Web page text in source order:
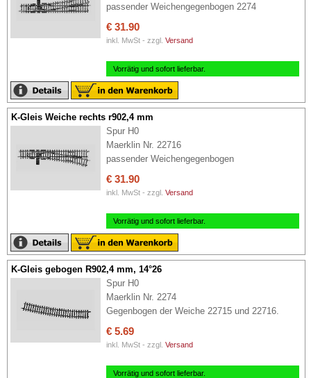
passender Weichengegenbogen 2274
€ 31.90
inkl. MwSt - zzgl. Versand
Vorrätig und sofort lieferbar.
K-Gleis Weiche rechts r902,4 mm
Spur H0
Maerklin Nr. 22716
passender Weichengegenbogen
€ 31.90
inkl. MwSt - zzgl. Versand
Vorrätig und sofort lieferbar.
K-Gleis gebogen R902,4 mm, 14°26
Spur H0
Maerklin Nr. 2274
Gegenbogen der Weiche 22715 und 22716.
€ 5.69
inkl. MwSt - zzgl. Versand
Vorrätig und sofort lieferbar.